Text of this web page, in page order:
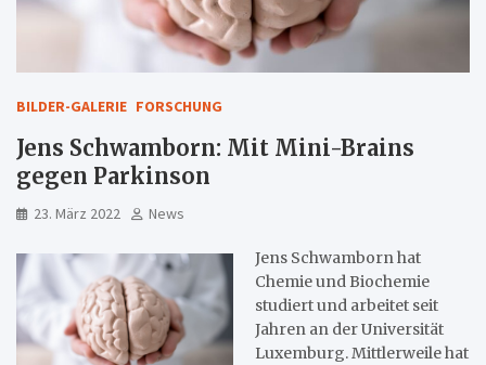
BILDER-GALERIE FORSCHUNG
Jens Schwamborn: Mit Mini-Brains
gegen Parkinson
23. März 2022 News
Jens Schwamborn hat
Chemie und Biochemie
studiert und arbeitet seit
Jahren an der Universität
Luxemburg. Mittlerweile hat